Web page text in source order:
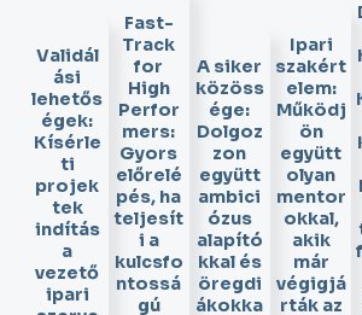
Validál
ási
lehetős
égek:
Kísérle
ti
projek
tek
indítás
a
vezető
ipari
Fast-
Track
for
High
Perfor
mers:
Gyors
előrelé
pés, ha
teljesít
i a
kulcsfo
ntossá
gú
A siker
közöss
ége:
Dolgoz
zon
együtt
ambici
ózus
alapító
kkal és
öregdi
ákokka
Ipari
szakért
elem:
Működj
ön
együtt
olyan
mentor
okkal,
akik
már
végigjá
rták az